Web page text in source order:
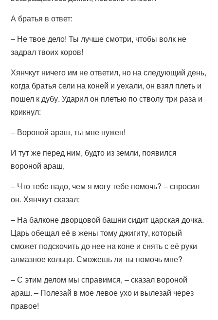
А братья в ответ:
– Не твое дело! Ты лучше смотри, чтобы волк не
задрал твоих коров!
Хянчкут ничего им не ответил, но на следующий день,
когда братья сели на коней и уехали, он взял плеть и
пошел к дубу. Ударил он плетью по стволу три раза и
крикнул:
– Вороной араш, ты мне нужен!
И тут же перед ним, будто из земли, появился
вороной араш,
– Что тебе надо, чем я могу тебе помочь? – спросил
он. Хянчкут сказал:
– На балконе дворцовой башни сидит царская дочка.
Царь обещал её в жены тому джигиту, который
сможет подскочить до нее на коне и снять с её руки
алмазное кольцо. Сможешь ли ты помочь мне?
– С этим делом мы справимся, – сказал вороной
араш. – Полезай в мое левое ухо и вылезай через
правое!